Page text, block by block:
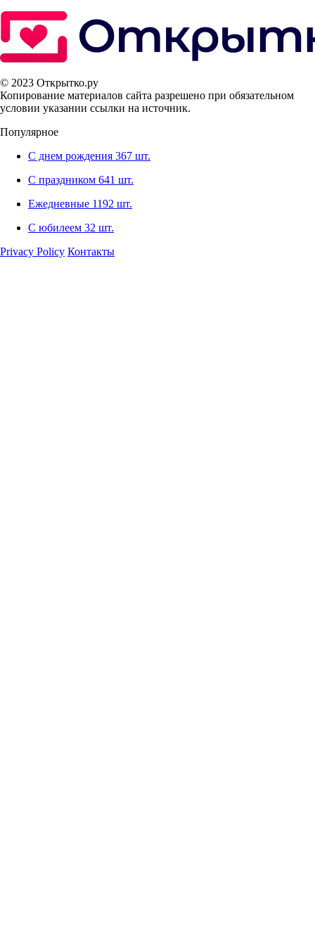
© 2023 Открытко.ру
Копирование материалов сайта разрешено при обязательном
условии указании ссылки на источник.
Популярное
С днем рождения 367 шт.
С праздником 641 шт.
Ежедневные 1192 шт.
С юбилеем 32 шт.
Privacy Policy Контакты